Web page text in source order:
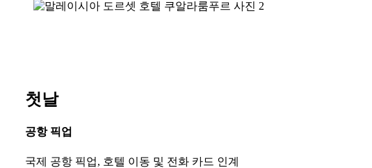
첫날
공항 픽업
국제 공항 픽업, 호텔 이동 및 전화 카드 인계